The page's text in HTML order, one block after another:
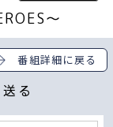
～
番組詳細に戻る
る